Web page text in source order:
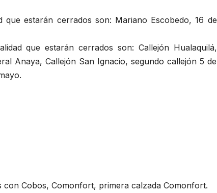
estarán cerrados son: Mariano Escobedo, 16 de
que estarán cerrados son: Callejón Hualaquilá,
Anaya, Callejón San Ignacio, segundo callejón 5 de
Cobos, Comonfort, primera calzada Comonfort.